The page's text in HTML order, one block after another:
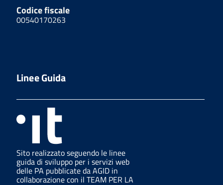
Codice fiscale
00540170263
Linee Guida
Sito realizzato seguendo le linee
guida di sviluppo per i servizi web
delle PA pubblicate da AGID in
collaborazione con il TEAM PER LA